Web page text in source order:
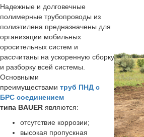
Надежные и долговечные
полимерные трубопроводы из
полиэтилена предназначены для
организации мобильных
оросительных систем и
рассчитаны на ускоренную сборку
и разборку всей системы.
Основными
преимуществами труб ПНД с
БРС соединением
типа BAUER являются:
отсутствие коррозии;
высокая пропускная